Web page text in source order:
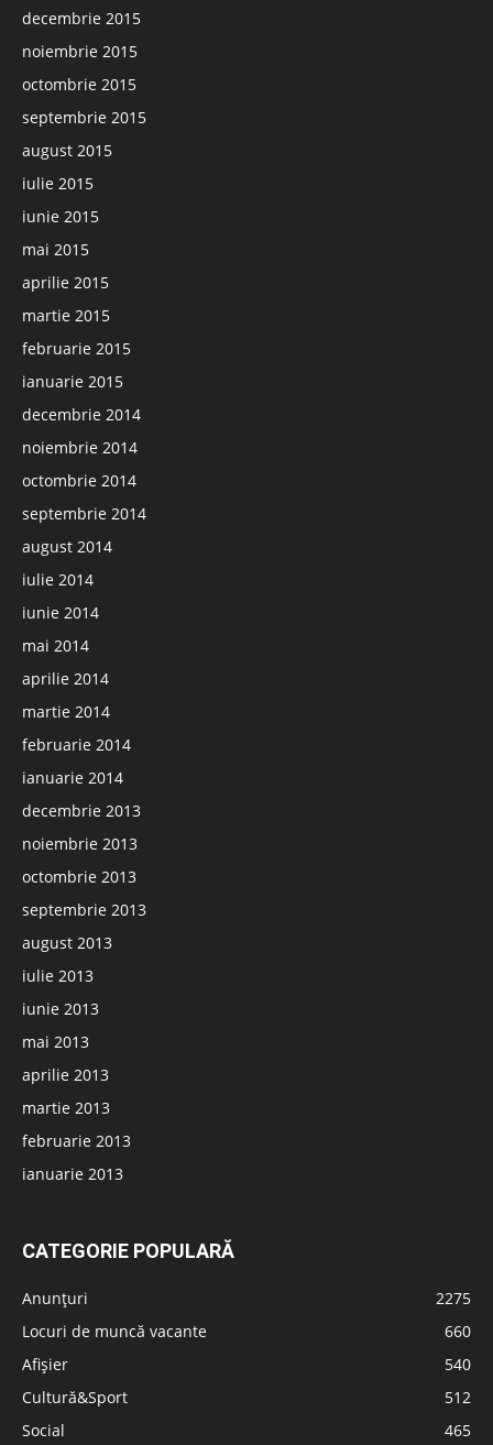
decembrie 2015
noiembrie 2015
octombrie 2015
septembrie 2015
august 2015
iulie 2015
iunie 2015
mai 2015
aprilie 2015
martie 2015
februarie 2015
ianuarie 2015
decembrie 2014
noiembrie 2014
octombrie 2014
septembrie 2014
august 2014
iulie 2014
iunie 2014
mai 2014
aprilie 2014
martie 2014
februarie 2014
ianuarie 2014
decembrie 2013
noiembrie 2013
octombrie 2013
septembrie 2013
august 2013
iulie 2013
iunie 2013
mai 2013
aprilie 2013
martie 2013
februarie 2013
ianuarie 2013
CATEGORIE POPULARĂ
Anunțuri
2275
Locuri de muncă vacante
660
Afișier
540
Cultură&Sport
512
Social
465